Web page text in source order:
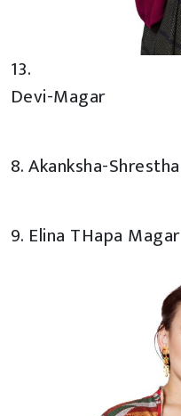
13.
Devi-Magar
8. Akanksha-Shrestha
9. Elina THapa Magar